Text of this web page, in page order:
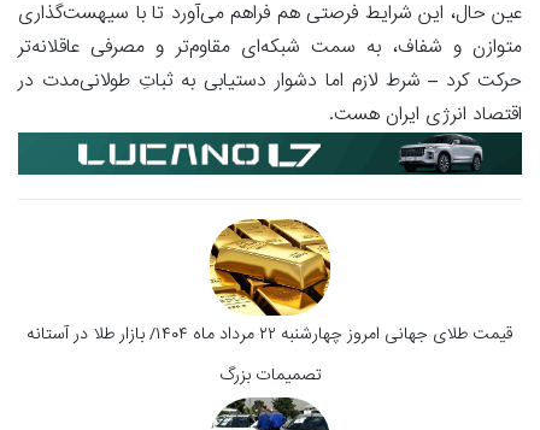
عین حال، این شرایط فرصتی هم فراهم می‌آورد تا با سیهست‌گذاری
متوازن و شفاف، به سمت شبکه‌ای مقاوم‌تر و مصرفی عاقلانه‌تر
حرکت کرد – شرط لازم اما دشوار دستیابی به ثباتِ طولانی‌مدت در
اقتصاد انرژی ایران هست.
قیمت طلای جهانی امروز چهارشنبه ۲۲ مرداد ماه ۱۴۰۴/ بازار طلا در آستانه
تصمیمات بزرگ